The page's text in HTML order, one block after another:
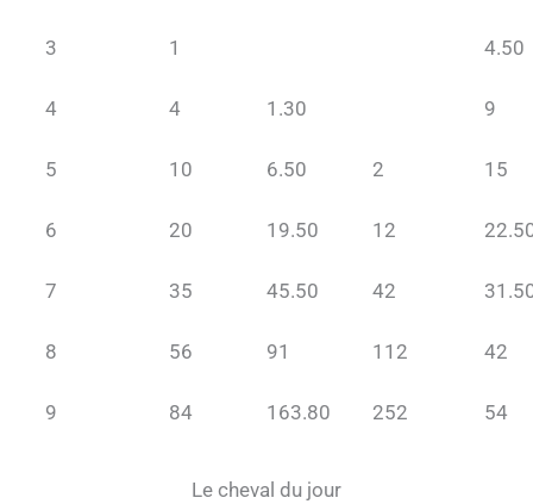
3 1 4.50
4 4 1.30 9
5 10 6.50 2 15
6 20 19.50 12
7 35 45.50 42
8 56 91 112 42
9 84 163.80 252 54
Le cheval du jour